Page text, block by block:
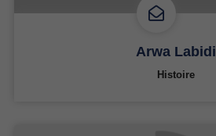
Arwa Labidi
Histoire